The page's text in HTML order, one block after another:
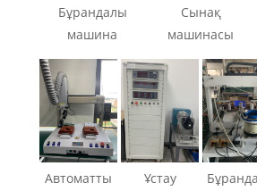
Бұрандалы
машина
Сынақ
машинасы
Автоматты
Ұстау